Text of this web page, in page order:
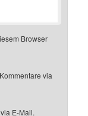
Browser
via
E-Mail.